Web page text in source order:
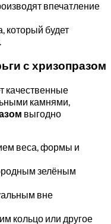
впечатление
который будет
с хризопразом
качественные
камнями,
выгодно
веса, формы и
зелёным
вне
кольцо или другое